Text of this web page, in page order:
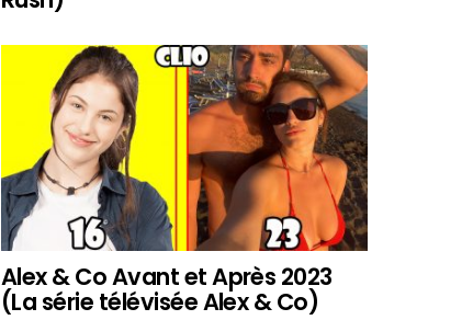
Alex & Co Avant et Après 2023
(La série télévisée Alex & Co)